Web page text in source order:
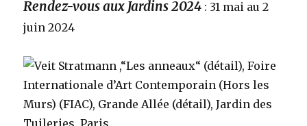
Rendez-vous aux Jardins 2024 : 31 mai au 2
juin 2024